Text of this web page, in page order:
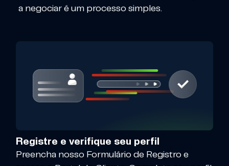
a negociar é um processo simples.
Registre e verifique seu perfil
Preencha nosso Formulário de Registro e